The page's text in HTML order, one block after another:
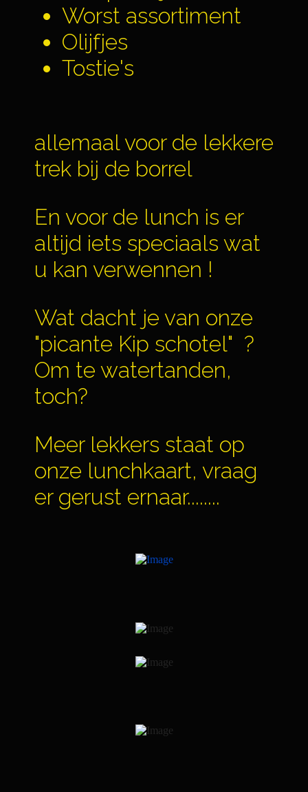
Worst assortiment
Olijfjes
Tostie's
allemaal voor de lekkere
trek bij de borrel
En voor de lunch is er
altijd iets speciaals wat
u kan verwennen !
Wat dacht je van onze
"picante Kip schotel" ?
Om te watertanden,
toch?
Meer lekkers staat op
onze lunchkaart, vraag
er gerust ernaar........